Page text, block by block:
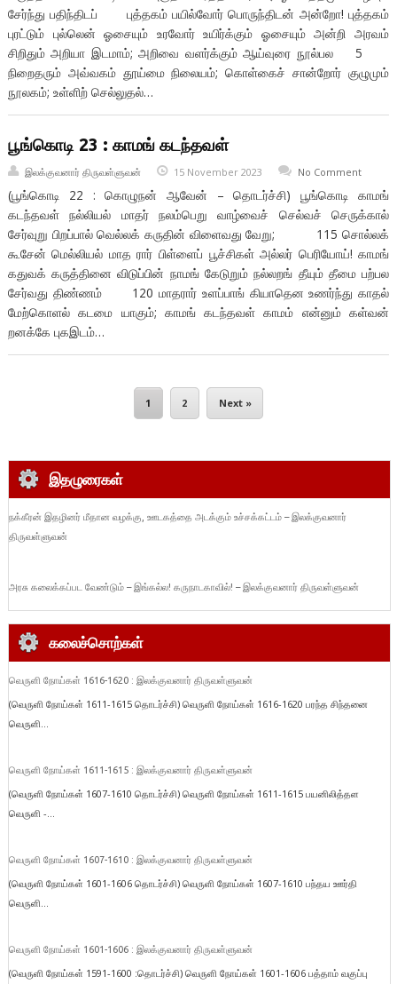
சேர்ந்து பதிந்திடப் புத்தகம் பயில்வோர் பொருந்திடன் அன்றோ! புத்தகம்
புரட்டும் புல்லென் ஓசையும் உரவோர் உயிர்க்கும் ஓசையும் அன்றி அரவம்
சிறிதும் அறியா இடமாம்; அறிவை வளர்க்கும் ஆய்வுரை நூல்பல 5
நிறைதரும் அவ்வகம் தூய்மை நிலையம்; கொள்கைச் சான்றோர் குழுமும்
நூலகம்; உள்ளிற் செல்லுதல்…
பூங்கொடி 23 : காமங் கடந்தவள்
இலக்குவனார் திருவள்ளுவன் 15 November 2023 No Comment
(பூங்கொடி 22 : கொழுநன் ஆவேன் – தொடர்ச்சி) பூங்கொடி காமங்
கடந்தவள் நல்லியல் மாதர் நலம்பெறு வாழ்வைச் செல்வச் செருக்கால்
சேர்வுறு பிறப்பால் வெல்லக் கருதின் விளைவது வேறு; 115 சொல்லக்
கூசேன் மெல்லியல் மாத ரார் பிள்ளைப் பூச்சிகள் அல்லர் பெரியோய்! காமங்
கதுவக் கருத்தினை விடுப்பின் நாமங் கேடுறும் நல்லறங் தீயும் தீமை பற்பல
சேர்வது திண்ணம் 120 மாதரார் உளப்பாங் கியாதென உணர்ந்து காதல்
மேற்கொளல் கடமை யாகும்; காமங் கடந்தவள் காமம் என்னும் கள்வன்
றனக்கே புகஇடம்…
1 2 Next »
இதழுரைகள்
நக்கீரன் இதழினர் மீதான வழக்கு, ஊடகத்தை அடக்கும் உச்சக்கட்டம் – இலக்குவனார்
திருவள்ளுவன்
அரசு கலைக்கப்பட வேண்டும் – இங்கல்ல! கருநாடகாவில்! – இலக்குவனார் திருவள்ளுவன்
கலைச்சொற்கள்
வெருளி நோய்கள் 1616-1620 : இலக்குவனார் திருவள்ளுவன்
(வெருளி நோய்கள் 1611-1615 தொடர்ச்சி) வெருளி நோய்கள் 1616-1620 பரந்த சிந்தனை
வெருளி...
வெருளி நோய்கள் 1611-1615 : இலக்குவனார் திருவள்ளுவன்
(வெருளி நோய்கள் 1607-1610 தொடர்ச்சி) வெருளி நோய்கள் 1611-1615 பயனிலித்தள
வெருளி -...
வெருளி நோய்கள் 1607-1610 : இலக்குவனார் திருவள்ளுவன்
(வெருளி நோய்கள் 1601-1606 தொடர்ச்சி) வெருளி நோய்கள் 1607-1610 பந்தய ஊர்தி
வெருளி...
வெருளி நோய்கள் 1601-1606 : இலக்குவனார் திருவள்ளுவன்
(வெருளி நோய்கள் 1591-1600 :தொடர்ச்சி) வெருளி நோய்கள் 1601-1606 பத்தாம் வகுப்பு